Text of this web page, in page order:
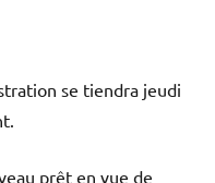
se tiendra jeudi
prêt en vue de